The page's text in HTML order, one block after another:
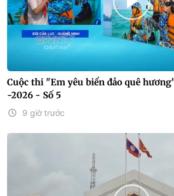
Cuộc thi "Em yêu biển đảo quê
-2026 - Số 5
9 giờ trước